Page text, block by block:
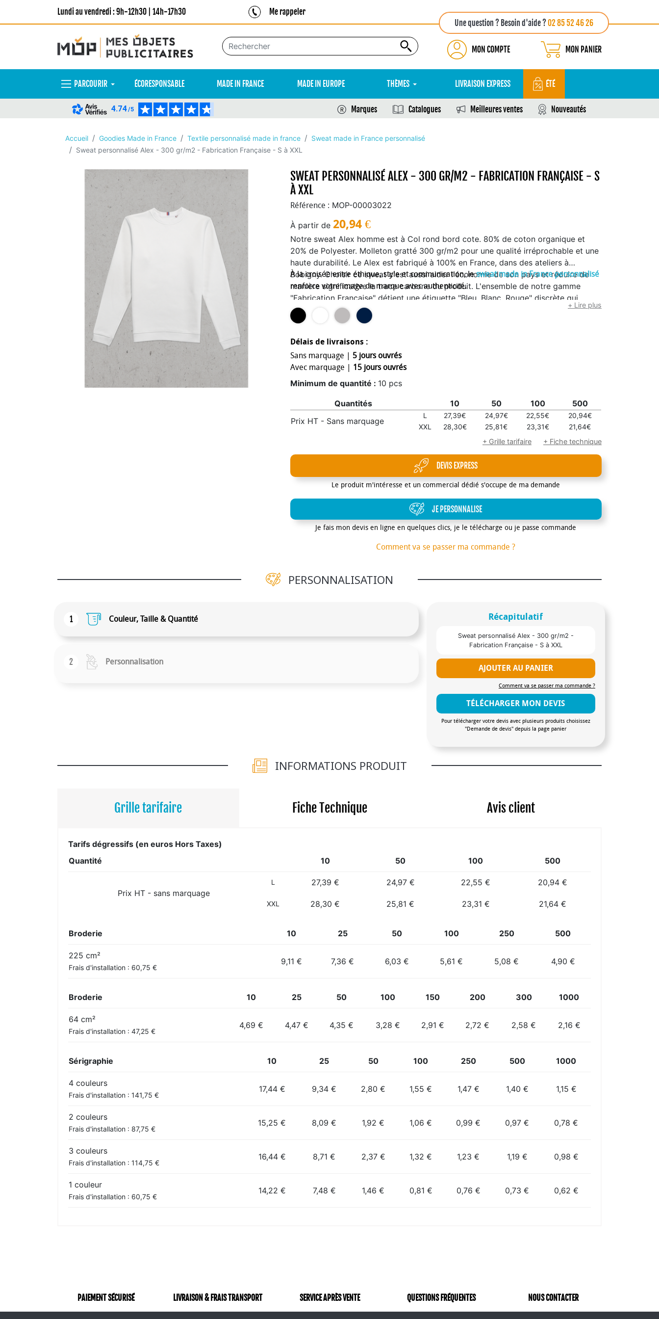
Lundi au vendredi : 9h-12h30 | 14h-17h30
Me rappeler
Une question ? Besoin d'aide ?02 85 52 46 26
MON COMPTE MON PANIER
PARCOURIR ÉCORESPONSABLE MADE IN FRANCE MADE IN EUROPE THÈMES LIVRAISON EXPRESS ÉTÉ
4.74/5 Marques Catalogues Meilleures ventes Nouveautés
Accueil Goodies Made in France Textile personnalisé made in france
Sweat made in France personnalisé
Sweat personnalisé Alex - 300 gr/m2 - Fabrication Française - S à XXL
SWEAT PERSONNALISÉ ALEX - 300 GR/M2 - FABRICATION FRANÇAISE - S
À XXL
Référence : MOP-00003022
À partir de 20,94 €
Notre sweat Alex homme est à Col rond bord cote. 80% de coton organique et
20% de Polyester. Molleton gratté 300 gr/m2 pour une qualité irréprochable et une
haute durabilité. Le Alex est fabriqué à 100% en France, dans des ateliers à
Bobigny. Choisir ce sweat c'est aussi aider l'économie de son pays et réduire de
manière significative la trace carbone du produit. L'ensemble de notre gamme
"Fabrication Française" détient une étiquette "Bleu, Blanc, Rouge" discrète qui
rappel visuellement les origines du du produit. Des valeurs fortes qui
sensibiliserons à coup sûr vos clients, collaborateur, etc... Le Alex est certifié Oeko-
À la croisée entre éthique, style et communication, lesweat made in France personnalisé
renforce votre image de marque avec authenticité.
+ Lire plus
Délais de livraisons :
Sans marquage | 5 jours ouvrés
Avec marquage | 15 jours ouvrés
Minimum de quantité : 10 pcs
Quantités 10 50 100
500
Prix HT - Sans marquage
L 27,39€ 24,97€ 22,55€
20,94€
XXL
28,30€ 25,81€ 23,31€
21,64€
+ Grille tarifaire
+ Fiche technique
DEVIS EXPRESS
Le produit m'intéresse et un commercial dédié s'occupe de ma demande
JE PERSONNALISE
Je fais mon devis en ligne en quelques clics, je le télécharge ou je passe commande
Comment va se passer ma commande ?
PERSONNALISATION
1 Couleur, Taille & Quantité
2 Personnalisation
Récapitulatif
Sweat personnalisé Alex - 300 gr/m2 -
Fabrication Française - S à XXL
AJOUTER AU PANIER
Comment va se passer ma commande ?
TÉLÉCHARGER MON DEVIS
Pour télécharger votre devis avec plusieurs produits choisissez
"Demande de devis" depuis la page panier
INFORMATIONS PRODUIT
Grille tarifaire Fiche Technique Avis client
Tarifs dégressifs (en euros Hors Taxes)
Quantité
10 50 100 500
Prix HT - sans marquage
L 27,39 € 24,97 € 22,55 € 20,94 €
XXL 28,30 € 25,81 € 23,31 € 21,64 €
Broderie 10 25 50 100 250 500
225 cm²
Frais d'installation : 60,75 €
9,11 € 7,36 € 6,03 € 5,61 € 5,08 € 4,90 €
Broderie 10 25 50 100 150 200 300 1000
64 cm²
Frais d'installation : 47,25 €
4,69 € 4,47 € 4,35 € 3,28 € 2,91 € 2,72 € 2,58 € 2,16 €
Sérigraphie 10 25 50 100 250 500 1000
4 couleurs
Frais d'installation : 141,75 €
17,44 € 9,34 € 2,80 € 1,55 € 1,47 € 1,40 € 1,15 €
2 couleurs
Frais d'installation : 87,75 €
15,25 € 8,09 € 1,92 € 1,06 € 0,99 € 0,97 € 0,78 €
3 couleurs
Frais d'installation : 114,75 €
16,44 € 8,71 € 2,37 € 1,32 € 1,23 € 1,19 € 0,98 €
1 couleur
Frais d'installation : 60,75 €
14,22 € 7,48 € 1,46 € 0,81 € 0,76 € 0,73 € 0,62 €
PAIEMENT SÉCURISÉ LIVRAISON & FRAIS TRANSPORT SERVICE APRÈS VENTE QUESTIONS FRÉQUENTES NOUS CONTACTER